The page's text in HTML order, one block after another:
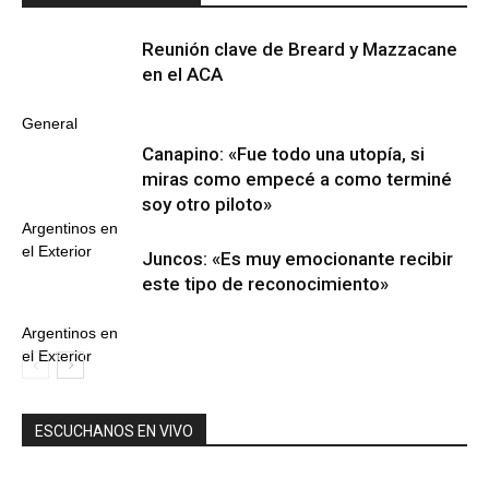
General
Reunión clave de Breard y Mazzacane
en el ACA
Argentinos en
el Exterior
Canapino: «Fue todo una utopía, si
miras como empecé a como terminé
soy otro piloto»
Argentinos en
el Exterior
Juncos: «Es muy emocionante recibir
este tipo de reconocimiento»
ESCUCHANOS EN VIVO